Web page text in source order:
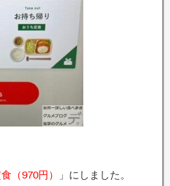
（970円） 」にしました。